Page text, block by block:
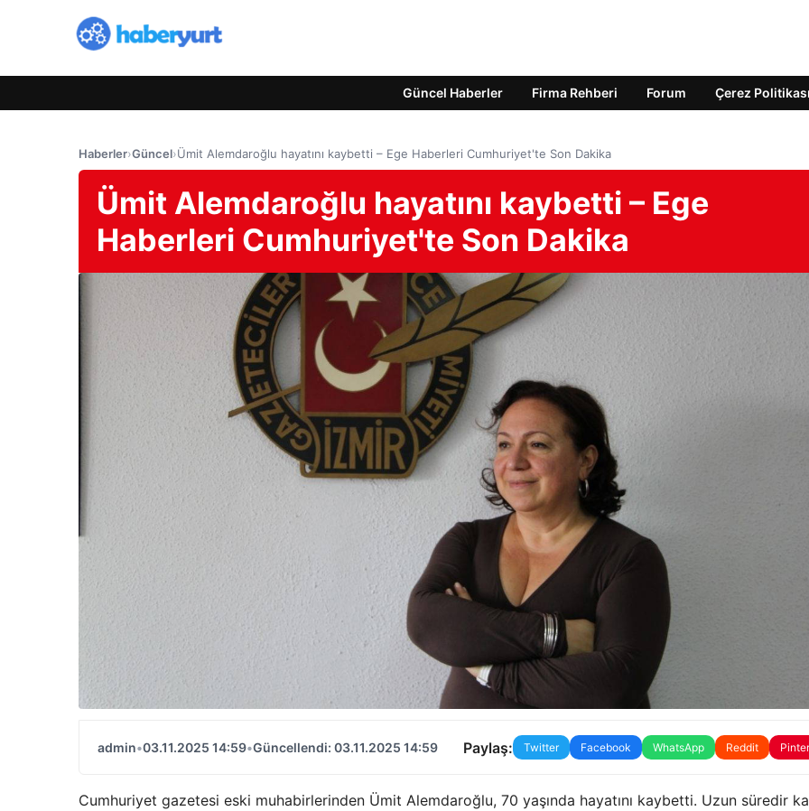
Güncel Haberler Firma Rehberi Forum Çerez Politikası
Haberler›Güncel›Ümit Alemdaroğlu hayatını kaybetti – Ege Haberleri Cumhuriyet'te Son Dakika
Ümit Alemdaroğlu hayatını kaybetti – Ege
Haberleri Cumhuriyet'te Son Dakika
admin•03.11.2025 14:59•Güncellendi: 03.11.2025 14:59 Paylaş: Twitter Facebook WhatsApp Reddit
Cumhuriyet gazetesi eski muhabirlerinden Ümit Alemdaroğlu, 70 yaşında hayatını kaybetti. Uzun süredir